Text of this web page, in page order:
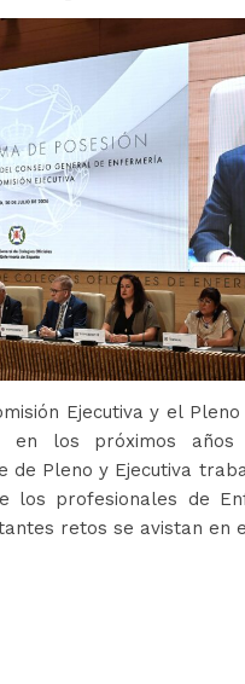
Ejecutiva y el
en los próximos años
Pleno y Ejecutiva
los profesionales de
retos se avistan en